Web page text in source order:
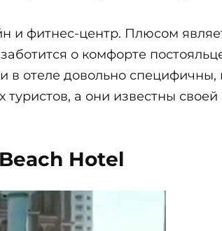
и фитнес-центр. Плюсом
о комфорте
в отеле довольно
туристов, а они известны
Hotel